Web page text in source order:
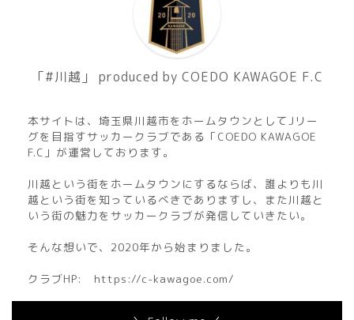
「#川越」 produced by COEDO KAWAGOE F.C
本サイトは、埼玉県川越市をホームタウンとしてJリー
グを目指すサッカークラブである「COEDO KAWAGOE
F.C」が運営しております。
川越という街をホームタウンにするならば、誰よりも川
越という街を知っているべきでありますし、また川越と
いう街の魅力をサッカークラブが発信していきたい。
そんな想いで、2020年から始まりました。
クラブHP: https://c-kawagoe.com/